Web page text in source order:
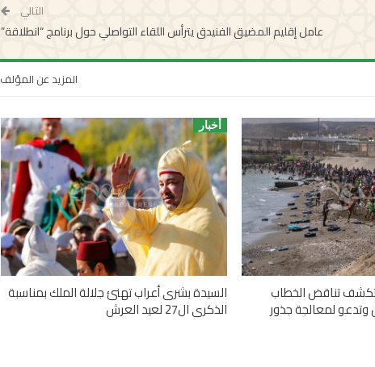
التالي
عامل إقليم المضيق الفنيدق يترأس اللقاء التواصلي حول برنامج “انطلاقة”
المزيد عن المؤلف
تناقض الخطاب
وتدعو لمعالجة جذور
أخبار
السيدة بشرى أعراب تهنئ جلالة الملك بمناسبة
الذكرى ال27 لعيد العرش